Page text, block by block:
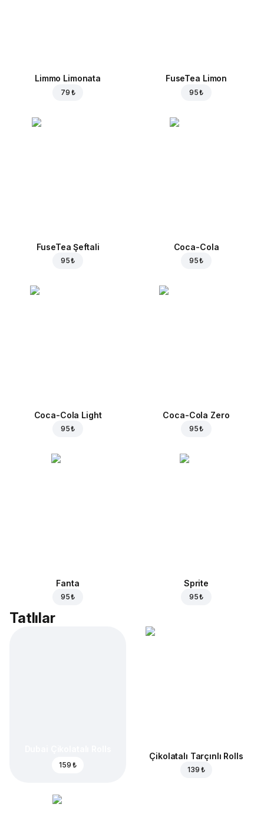
Limmo Limonata
79 ₺
FuseTea Limon
95 ₺
FuseTea Şeftali
95 ₺
Coca-Cola
95 ₺
Coca-Cola Light
95 ₺
Coca-Cola Zero
95 ₺
Fanta
95 ₺
Sprite
95 ₺
Tatlılar
159 ₺
Çikolatalı Tarçınlı Rolls
139 ₺